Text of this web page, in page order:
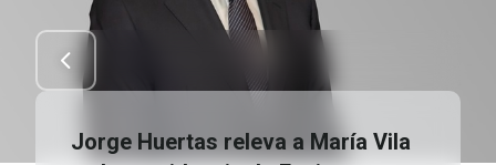
Jorge Huertas releva a María Vila